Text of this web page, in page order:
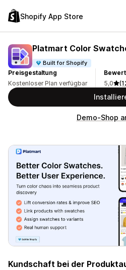
Shopify App Store
Platmart Color
Built for Shopify
Preisgestaltung
Kostenloser Plan verfügbar
5,0
Demo-Shop
Kundschaft bei der